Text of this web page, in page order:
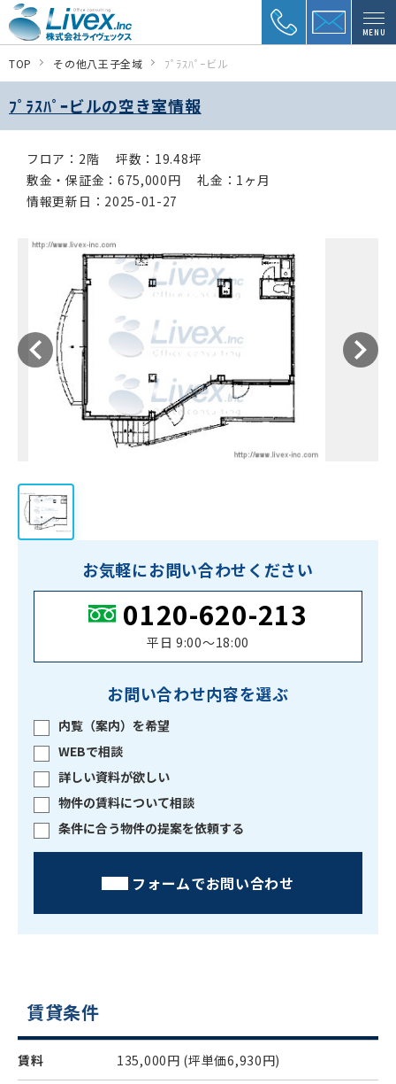
MENU
TOP その他八王子全域 ﾌﾟﾗｽﾊﾟｰビル
ﾌﾟﾗｽﾊﾟｰビルの空き室情報
フロア：2階
坪数：19.48坪
敷金・保証金：675,000円
礼金：1ヶ月
情報更新日：2025-01-27
お気軽にお問い合わせください
0120-620-213
平日 9:00〜18:00
お問い合わせ内容を選ぶ
内覧（案内）を希望
WEBで相談
詳しい資料が欲しい
物件の賃料について相談
条件に合う物件の提案を依頼する
フォームでお問い合わせ
賃貸条件
賃料 135,000円 (坪単価6,930円)